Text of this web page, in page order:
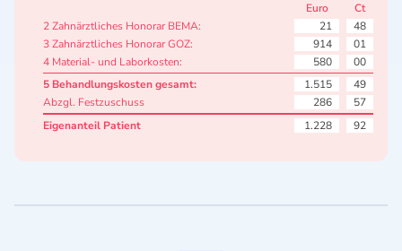
Euro
Ct
2 Zahnärztliches Honorar BEMA:
21
48
3 Zahnärztliches Honorar GOZ:
914
01
4 Material- und Laborkosten:
580
00
5 Behandlungskosten gesamt:
1.515
49
Abzgl. Festzuschuss
286
57
Eigenanteil Patient
1.228 92